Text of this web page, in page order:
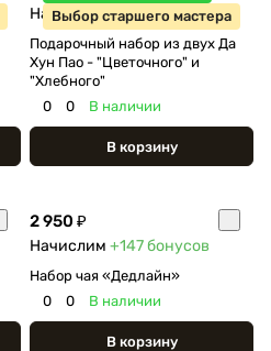
Выбор старшего мастера
Начислим+62 бонуса
Подарочный набор из двух Да
Хун Пао - "Цветочного" и
"Хлебного"
0
0 В наличии
В корзину
2 950 ₽
Начислим +147бонусов
Набор чая «Дедлайн»
0
0 В наличии
В корзину